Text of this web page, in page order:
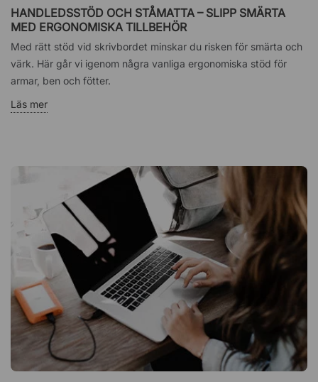
HANDLEDSSTÖD OCH STÅMATTA – SLIPP SMÄRTA
MED ERGONOMISKA TILLBEHÖR
Med rätt stöd vid skrivbordet minskar du risken för smärta och
värk. Här går vi igenom några vanliga ergonomiska stöd för
armar, ben och fötter.
Läs mer